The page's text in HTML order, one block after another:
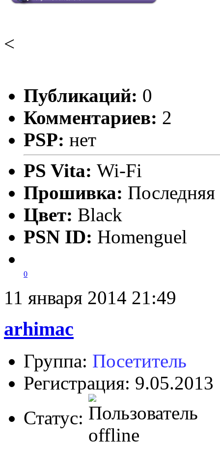
<
Публикаций: 0
Комментариев: 2
PSP: нет
PS Vita: Wi-Fi
Прошивка: Последняя
Цвет: Black
PSN ID: Homenguel
0
11 января 2014 21:49
arhimac
Группа: Посетитель
Регистрация: 9.05.2013
Статус: